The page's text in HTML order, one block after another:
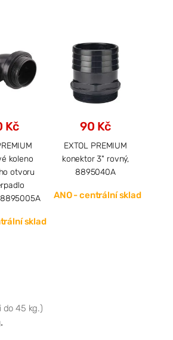
Kč
koleno
otvoru
sklad
90 Kč
EXTOL PREMIUM
konektor 3" rovný,
8895040A
ANO - centrální sklad
do 45 kg.)